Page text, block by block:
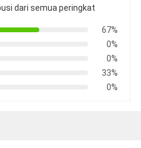
dari semua peringkat
67%
0%
0%
33%
0%